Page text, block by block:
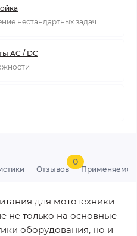
нестандартных задач
AC / DC
Отзывов
0
для мототехники
не только на основные
оборудования, но и